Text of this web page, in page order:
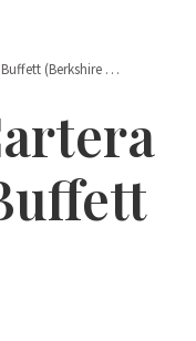
(Berkshire …